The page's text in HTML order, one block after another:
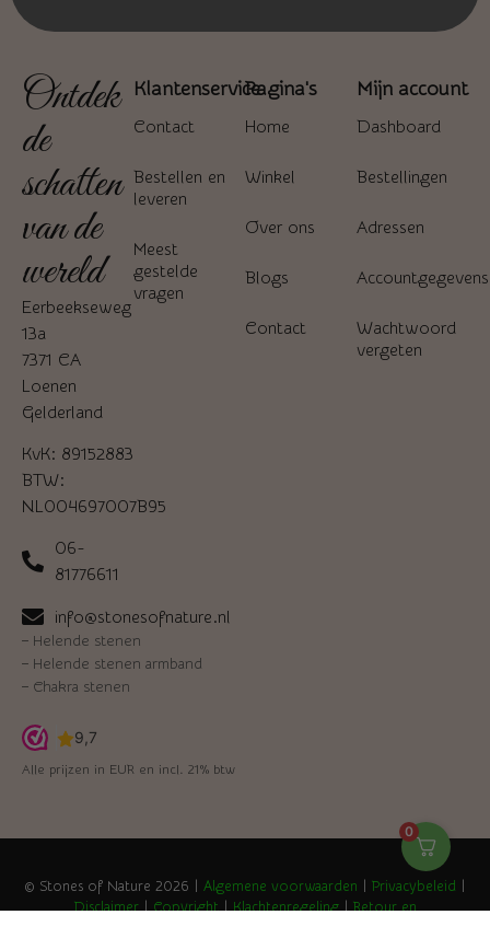
Ontdek
de
schatten
van de
wereld
Eerbeekseweg
13a
7371 CA
Loenen
Gelderland
KvK: 89152883
BTW:
NL004697007B95
06-
81776611
info@stonesofnature.nl
Klantenservice
Contact
Bestellen en
leveren
Meest
gestelde
vragen
Pagina's
Home
Winkel
Over ons
Blogs
Contact
Mijn account
Dashboard
Bestellingen
Adressen
Accountgegevens
Wachtwoord
vergeten
– Helende stenen
– Helende stenen armband
– Chakra stenen
Alle prijzen in EUR en incl. 21% btw
© Stones of Nature 2026 | Algemene voorwaarden Privacybeleid
Disclaimer|Copyright|Klachtenregeling|Retour en
0